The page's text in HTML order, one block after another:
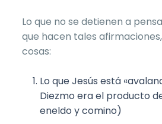
Lo que no se detienen a
que hacen tales
cosas:
Lo que Jesús está
Diezmo era el producto
eneldo y comino)